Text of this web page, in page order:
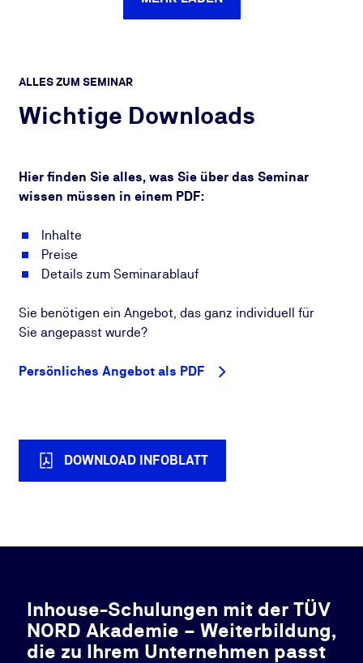
ALLES ZUM SEMINAR
Wichtige Downloads
Hier finden Sie alles, was Sie über das Seminar
wissen müssen in einem PDF:
Inhalte
Preise
Details zum Seminarablauf
Sie benötigen ein Angebot, das ganz individuell für
Sie angepasst wurde?
Persönliches Angebot als PDF
DOWNLOAD INFOBLATT
Inhouse-Schulungen mit der TÜV
NORD Akademie – Weiterbildung,
die zu Ihrem Unternehmen passt